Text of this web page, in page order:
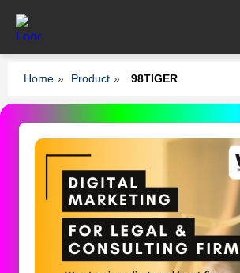
Home » Product » 98TIGER